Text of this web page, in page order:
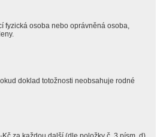
fyzická osoba nebo oprávněná osoba,
doklad totožnosti neobsahuje rodné